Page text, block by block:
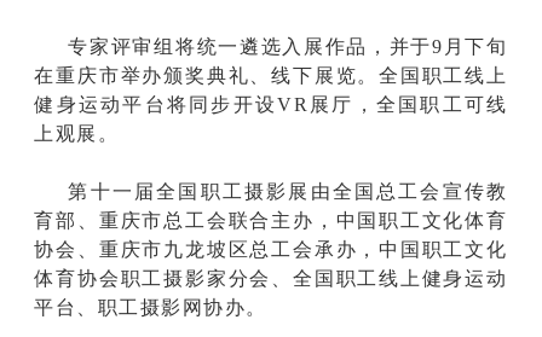
专家评审组将统一遴选入展作品，并于9月下旬
在重庆市举办颁奖典礼、线下展览。全国职工线上
健身运动平台将同步开设VR展厅，全国职工可线
上观展。
第十一届全国职工摄影展由全国总工会宣传教
育部、重庆市总工会联合主办，中国职工文化体育
协会、重庆市九龙坡区总工会承办，中国职工文化
体育协会职工摄影家分会、全国职工线上健身运动
平台、职工摄影网协办。